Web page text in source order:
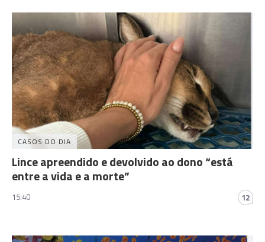
CASOS DO DIA
Lince apreendido e devolvido ao dono “está
entre a vida e a morte”
15:40 12